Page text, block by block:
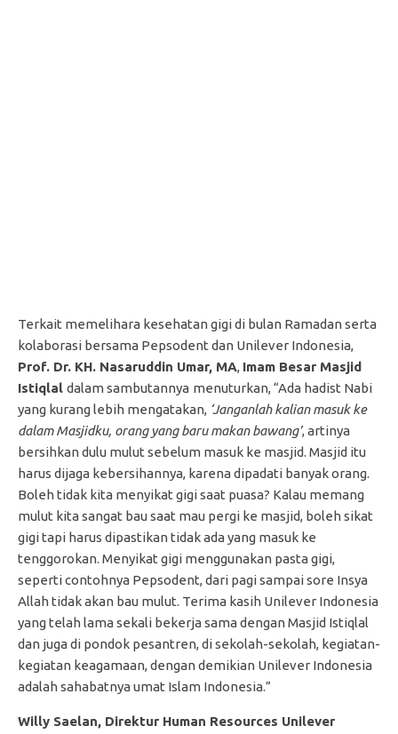
Terkait memelihara kesehatan gigi di bulan Ramadan serta
kolaborasi bersama Pepsodent dan Unilever Indonesia,
Prof. Dr. KH. Nasaruddin Umar, MA, Imam Besar Masjid
Istiqlal dalam sambutannya menuturkan, “Ada hadist Nabi
yang kurang lebih mengatakan, ‘Janganlah kalian masuk ke
dalam Masjidku, orang yang baru makan bawang’, artinya
bersihkan dulu mulut sebelum masuk ke masjid. Masjid itu
harus dijaga kebersihannya, karena dipadati banyak orang.
Boleh tidak kita menyikat gigi saat puasa? Kalau memang
mulut kita sangat bau saat mau pergi ke masjid, boleh sikat
gigi tapi harus dipastikan tidak ada yang masuk ke
tenggorokan. Menyikat gigi menggunakan pasta gigi,
seperti contohnya Pepsodent, dari pagi sampai sore Insya
Allah tidak akan bau mulut. Terima kasih Unilever Indonesia
yang telah lama sekali bekerja sama dengan Masjid Istiqlal
dan juga di pondok pesantren, di sekolah-sekolah, kegiatan-
kegiatan keagamaan, dengan demikian Unilever Indonesia
adalah sahabatnya umat Islam Indonesia.”
Willy Saelan, Direktur Human Resources Unilever